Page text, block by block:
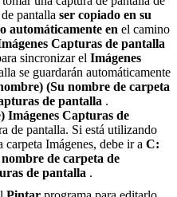
pantalla ser copiado en su
automáticamente en el camino
Capturas de pantalla
sincronizar el Imágenes
se guardarán automáticamente
(Su nombre de carpeta
de pantalla .
Imágenes Capturas de
de pantalla. Si está utilizando
Imágenes, debe ir a C:
de carpeta de
de pantalla .